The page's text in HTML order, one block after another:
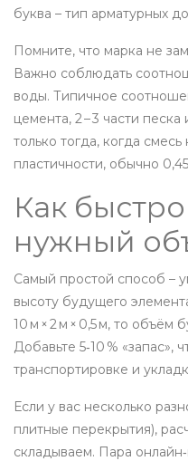
буква – тип арматурных
Помните, что марка не
Важно соблюдать
воды. Типичное
цемента, 2 – 3 части
только тогда, когда
пластичности, обычно
Как
нужный
Самый простой способ –
высоту будущего
10 м × 2 м × 0,5 м, то объём
Добавьте 5‑10 %
транспортировке и
Если у вас несколько
плитные перекрытия),
складываем. Пара